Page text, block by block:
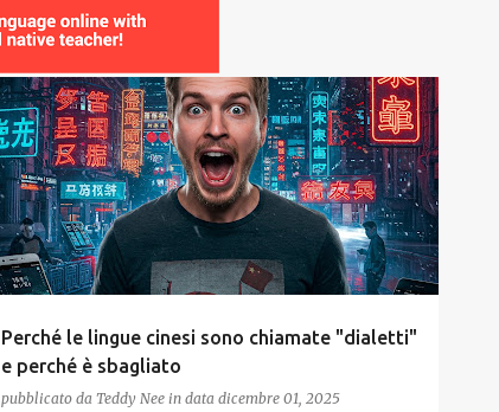
Perché le lingue cinesi sono chiamate "dialetti"
e perché è sbagliato
pubblicato da Teddy Nee in data dicembre 01, 2025
CINA EQUIVOCO EUROPA LINGUISTICA
OCCIDENTALE +
POLITICA